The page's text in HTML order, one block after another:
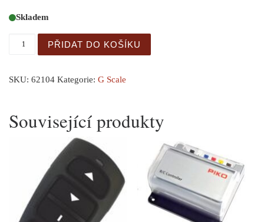
Skladem
Dr. Reynolds Wochenendhaus množství
PŘIDAT DO KOŠÍKU
SKU: 62104 Kategorie: G Scale
Související produkty